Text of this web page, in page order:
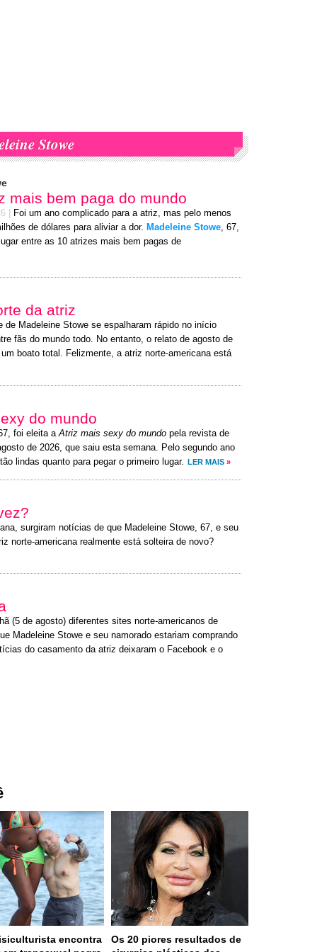
Stowe
mais bem paga do mundo
Foi um ano complicado para a atriz, mas pelo menos
de dólares para aliviar a dor. Madeleine Stowe, 67,
entre as 10 atrizes mais bem pagas de
da atriz
de Madeleine Stowe se espalharam rápido no início
fãs do mundo todo. No entanto, o relato de agosto de
boato total. Felizmente, a atriz norte-americana está
do mundo
foi eleita aAtriz mais sexy do mundo pela revista de
de 2026, que saiu esta semana. Pelo segundo ano
lindas quanto para pegar o primeiro lugar. LER MAIS »
surgiram notícias de que Madeleine Stowe, 67, e seu
norte-americana realmente está solteira de novo?
(5 de agosto) diferentes sites norte-americanos de
Madeleine Stowe e seu namorado estariam comprando
do casamento da atriz deixaram o Facebook e o
encontra
Os 20 piores resultados de